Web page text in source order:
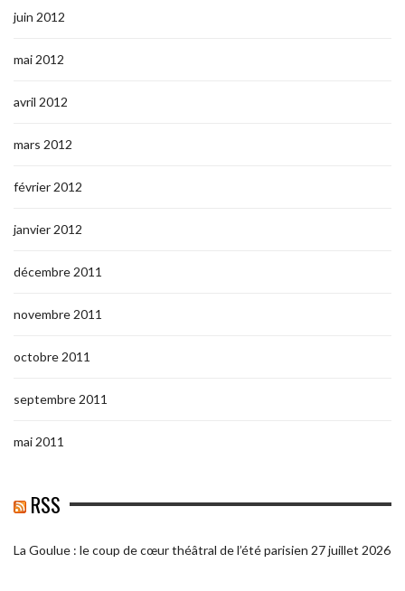
juin 2012
mai 2012
avril 2012
mars 2012
février 2012
janvier 2012
décembre 2011
novembre 2011
octobre 2011
septembre 2011
mai 2011
RSS
La Goulue : le coup de cœur théâtral de l’été parisien 27 juillet 2026